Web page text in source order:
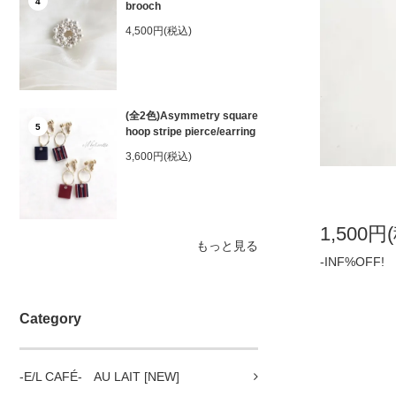
brooch
4,500円(税込)
5
(全2色)Asymmetry square
hoop stripe pierce/earring
3,600円(税込)
もっと見る
Category
-E/L CAFÉ- AU LAIT [NEW]
1,500円
-INF%OFF!